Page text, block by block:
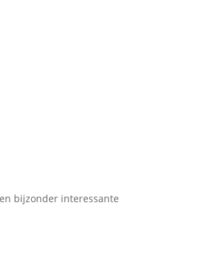
bijzonder interessante